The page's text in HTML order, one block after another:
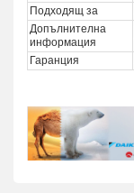
Подходящ за
Допълнителна
информация
Гаранция